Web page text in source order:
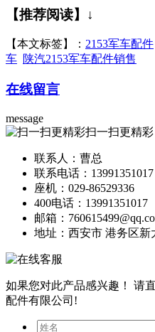
【推荐阅读】↓
【本文标签】： 2153军车配件
车 陕汽2153军车配件销售
在线留言
message
扫一扫更精彩
联系人：曹总
联系电话：13991351017
座机：029-86529336
400电话：13991351017
邮箱：
地址：西安市 港务区
如果您对此产品感兴趣！
请
配件有限公司!